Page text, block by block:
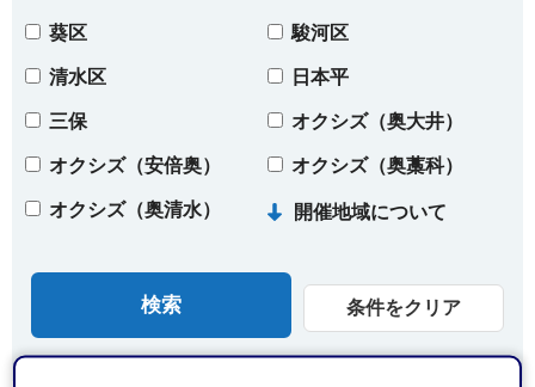
葵区 駿河区
清水区 日本平
三保 オクシズ（奥大井）
オクシズ（安倍奥） オクシズ（奥藁科）
オクシズ（奥清水） 開催地域について
条件をクリア